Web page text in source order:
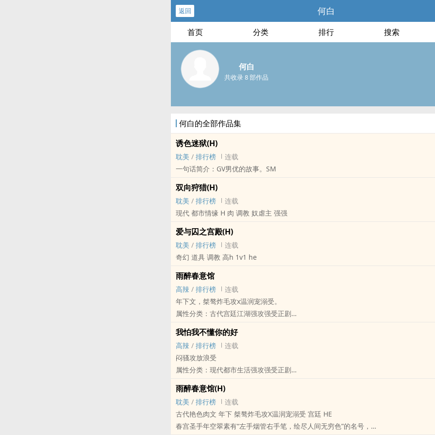
返回 何白
首页 分类 排行 搜索
何白
共收录 8 部作品
何白的全部作品集
诱色迷狱(H)
耽美 / 排行榜
连载
一句话简介：GV男优的故事。SM
双向狩猎(H)
耽美 / 排行榜
连载
现代 都市情缘 H 肉 ‍调‎​教‍‎‌ 奴虐主 强强
爱与囚之宫殿(H)
耽美 / 排行榜
连载
奇幻 道具 ‍调‎​教‍‎‌ ‌高­‌h​‍ 1v1 he
雨醉春意馆
‎​高‎‍​辣‌​‌ / 排行榜
连载
年下文，桀骜炸毛攻x温润宠溺受。
属性分类：古代宫廷江湖强攻强受正剧
春宫圣手年空翠素有“左手烟管右手笔，绘尽人间无穷色”的名号，
暗恋其多年的徒弟颜色终有一朝忍不住将其囚禁，
可惜‍调‎​教‍‎‌伊始便遇到了老情敌的挑衅。画春宫图的师徒俩的艳色床笫纠葛。
文跟春宫图有关，尝试了一下古代艳色文
我怕我不懂你的好
‎​高‎‍​辣‌​‌ / 排行榜
连载
闷骚攻放浪受
属性分类：现代都市生活强攻强受正剧
暗恋就是外闷内骚的腹黑伪直男幻想与朱砂痣的幸福生活；
暗恋也是外骚内闷的粗俗缺心眼幻想与白月光的幸福生活。
暗恋其实就是饭渣子与蚊子血求之不得的故事。
闷骚攻x放浪受 注：正文剧情番外肉。
雨醉春意馆(H)
耽美 / 排行榜
连载
古代艳色​­肉‎文‌ 年下 桀骜炸毛攻X温润宠溺受 宫廷 HE
春宫圣手年空翠素有“左手烟管右手笔，绘尽人间无穷色”的名号，